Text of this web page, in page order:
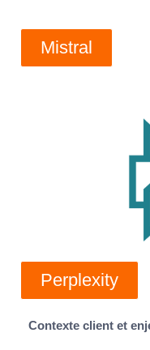
Mistral
Perplexity
Contexte client et